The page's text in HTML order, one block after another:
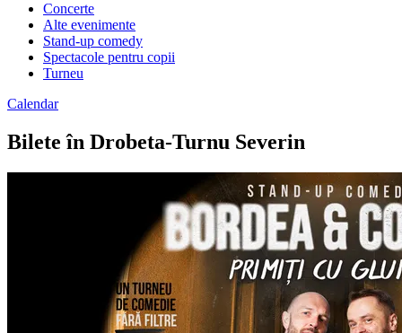
Concerte
Alte evenimente
Stand-up comedy
Spectacole pentru copii
Turneu
Calendar
Bilete în Drobeta-Turnu Severin